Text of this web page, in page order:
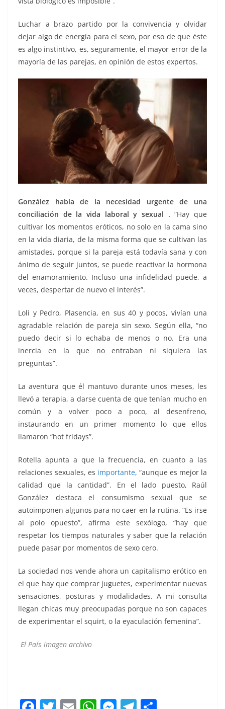
Luchar a brazo partido por la convivencia y olvidar
dejar algo de energía para el sexo, por eso de que éste
es algo instintivo, es, seguramente, el mayor error de la
mayoría de las parejas, en opinión de estos expertos.
González habla de la necesidad urgente de una
conciliación de la vida laboral y sexual . “Hay que
cultivar los momentos eróticos, no solo en la cama sino
en la vida diaria, de la misma forma que se cultivan las
amistades, porque si la pareja está todavía sana y con
ánimo de seguir juntos, se puede reactivar la hormona
del enamoramiento. Incluso una infidelidad puede, a
veces, despertar de nuevo el interés”.
Loli y Pedro, Plasencia, en sus 40 y pocos, vivían una
agradable relación de pareja sin sexo. Según ella, “no
puedo decir si lo echaba de menos o no. Era una
inercia en la que no entraban ni siquiera las
preguntas”.
La aventura que él mantuvo durante unos meses, les
llevó a terapia, a darse cuenta de que tenían mucho en
común y a volver poco a poco, al desenfreno,
instaurando en un primer momento lo que ellos
llamaron “hot fridays”.
Rotella apunta a que la frecuencia, en cuanto a las
relaciones sexuales, es importante, “aunque es mejor la
calidad que la cantidad”. En el lado puesto, Raúl
González destaca el consumismo sexual que se
autoimponen algunos para no caer en la rutina. “Es irse
al polo opuesto”, afirma este sexólogo, “hay que
respetar los tiempos naturales y saber que la relación
puede pasar por momentos de sexo cero.
La sociedad nos vende ahora un capitalismo erótico en
el que hay que comprar juguetes, experimentar nuevas
sensaciones, posturas y modalidades. A mi consulta
llegan chicas muy preocupadas porque no son capaces
de experimentar el squirt, o la eyaculación femenina”.
El País imagenarchivo